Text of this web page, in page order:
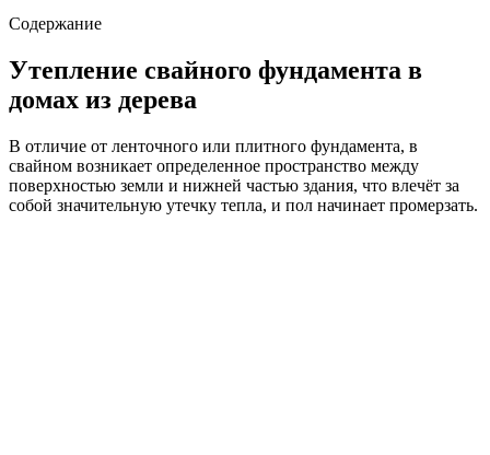
Содержание
Утепление свайного фундамента в
домах из дерева
В отличие от ленточного или плитного фундамента, в
свайном возникает определенное пространство между
поверхностью земли и нижней частью здания, что влечёт за
собой значительную утечку тепла, и пол начинает промерзать.